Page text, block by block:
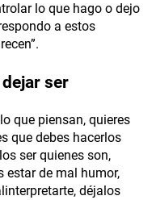
lo que hago o dejo
a estos
ser
que piensan, quieres
que debes hacerlos
ser quienes son,
estar de mal humor,
déjalos